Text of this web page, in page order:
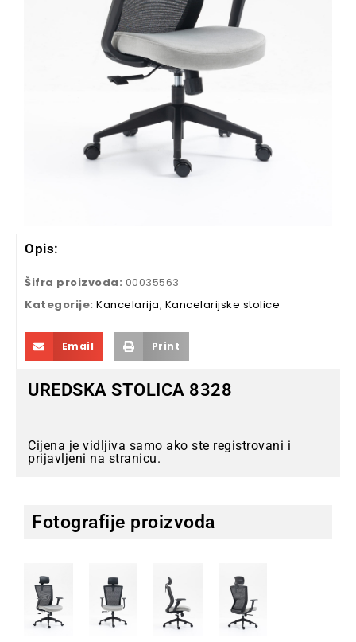
Opis:
Šifra proizvoda: 00035563
Kategorije: Kancelarija, Kancelarijske stolice
Email Print
UREDSKA STOLICA 8328
Cijena je vidljiva samo ako ste registrovani i
prijavljeni na stranicu.
Fotografije proizvoda